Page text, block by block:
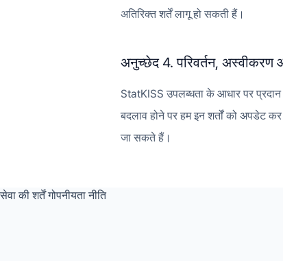
अतिरिक्त शर्तें लागू हो सकती हैं।
अनुच्छेद 4. परिवर्तन, अस्वीकरण
StatKISS उपलब्धता के आधार पर प्रदान
बदलाव होने पर हम इन शर्तों को अपडेट
जा सकते हैं।
सेवा की शर्तें गोपनीयता नीति